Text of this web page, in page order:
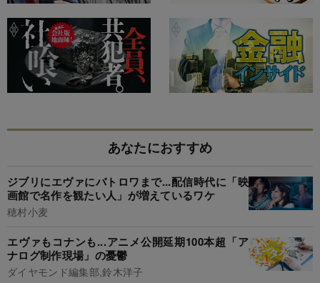
あなたにおすすめ
ジブリにエヴァにバトロワまで...配信時代に「映
画館で名作を観たい人」が増えているワケ
穂村小麦
エヴァもコナンも...アニメ公開延期100本超「ア
ナログ制作現場」の憂鬱
ダイヤモンド編集部,鈴木洋子